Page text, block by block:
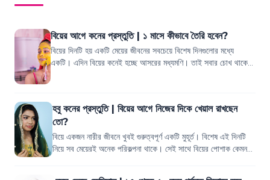
বিয়ের আগে কনের প্রস্তুতি | ১ মাসে কীভাবে তৈরি হবেন?
বিয়ের দিনটি হয় একটি মেয়ের জীবনের সবচেয়ে বিশেষ দিনগুলোর মধ্যে
একটি। এদিন বিয়ের কনেই হচ্ছে আসরের মধ্যমণি। তাই সবার চোখ থাকে
সেদিন বিয়ের কনের দিকে। আর প্...
হবু কনের প্রস্তুতি | বিয়ের আগে নিজের দিকে খেয়াল রাখছেন
তো?
বিয়ে একজন নারীর জীবনে খুবই গুরুত্বপূর্ণ একটি মুহূর্ত। বিশেষ এই দিনটি
নিয়ে সব মেয়েরই অনেক পরিকল্পনা থাকে। সেই সাথে বিয়ের পোশাক কেমন